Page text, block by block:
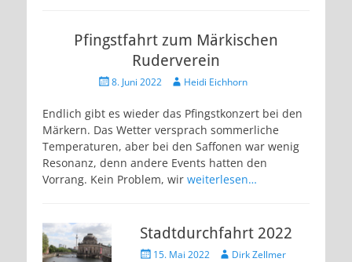
Pfingstfahrt zum Märkischen
Ruderverein
Veröffentlicht
8. Juni 2022 AutorHeidi Eichhorn
Endlich gibt es wieder das Pfingstkonzert bei den
Märkern. Das Wetter versprach sommerliche
Temperaturen, aber bei den Saffonen war wenig
Resonanz, denn andere Events hatten den
Vorrang. Kein Problem, wir weiterlesen…
Stadtdurchfahrt 2022
Veröffentlicht
15. Mai 2022 AutorDirk Zellmer